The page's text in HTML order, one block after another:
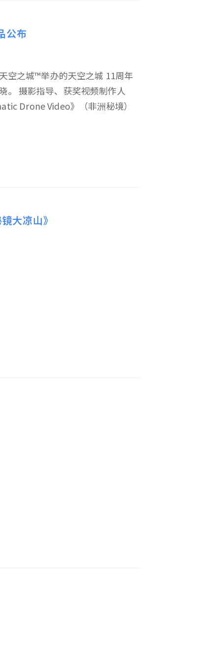
公布
空之城™举办的天空之城 11周年
。 摄影指导、获奖视频制作人
Drone Video》（非洲秘境）
大凉山》